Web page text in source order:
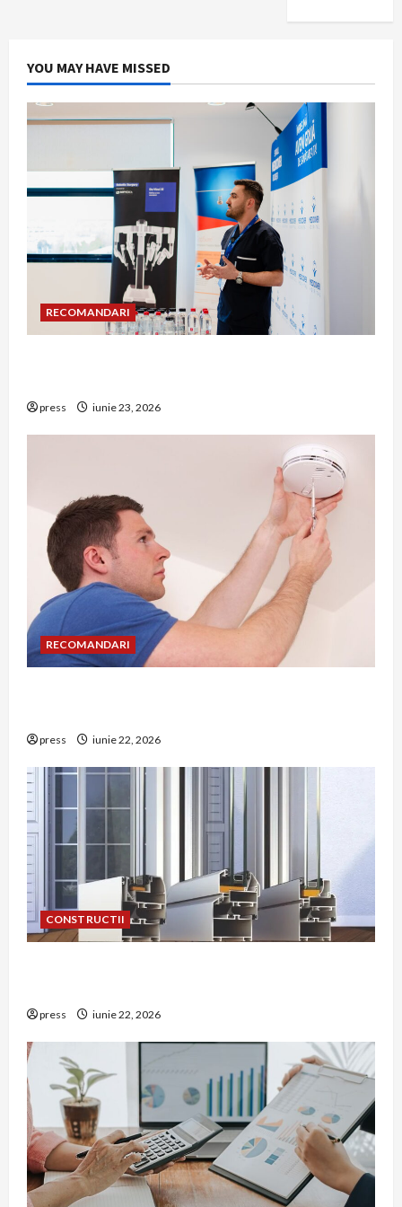
YOU MAY HAVE MISSED
RECOMANDARI
press iunie 23, 2026
RECOMANDARI
press iunie 22, 2026
CONSTRUCTII
press iunie 22, 2026